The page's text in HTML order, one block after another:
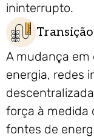
ininterrupto.
A mudança em
energia, redes
força à medida
fontes de